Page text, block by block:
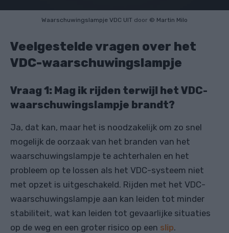
Waarschuwingslampje VDC UIT door © Martin Milo
Veelgestelde vragen over het
VDC-waarschuwingslampje
Vraag 1: Mag ik rijden terwijl het VDC-
waarschuwingslampje brandt?
Ja, dat kan, maar het is noodzakelijk om zo snel
mogelijk de oorzaak van het branden van het
waarschuwingslampje te achterhalen en het
probleem op te lossen als het VDC-systeem niet
met opzet is uitgeschakeld. Rijden met het VDC-
waarschuwingslampje aan kan leiden tot minder
stabiliteit, wat kan leiden tot gevaarlijke situaties
op de weg en een groter risico op een slip.